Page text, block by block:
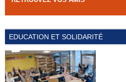
EDUCATION ET SOLIDARITÉ